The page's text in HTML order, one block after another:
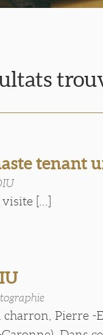
tenant
[...]
charron, Pierre -